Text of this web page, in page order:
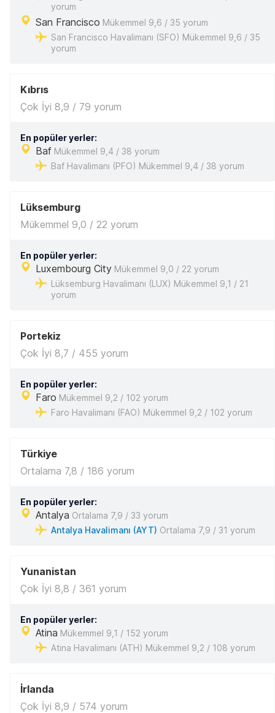
yorum
San Francisco Mükemmel 9,6 / 35 yorum
San Francisco Havalimanı (SFO) Mükemmel 9,6 / 35
yorum
Kıbrıs
Çok İyi 8,9 / 79 yorum
En popüler yerler:
Baf Mükemmel 9,4 / 38 yorum
Baf Havalimanı (PFO) Mükemmel 9,4 / 38 yorum
Lüksemburg
Mükemmel 9,0 / 22 yorum
En popüler yerler:
Luxembourg City Mükemmel 9,0 / 22 yorum
Lüksemburg Havalimanı (LUX) Mükemmel 9,1 / 21
yorum
Portekiz
Çok İyi 8,7 / 455 yorum
En popüler yerler:
Faro Mükemmel 9,2 / 102 yorum
Faro Havalimanı (FAO) Mükemmel 9,2 / 102 yorum
Türkiye
Ortalama 7,8 / 186 yorum
En popüler yerler:
Antalya Ortalama 7,9 / 33 yorum
Antalya Havalimanı (AYT) Ortalama 7,9 / 31 yorum
Yunanistan
Çok İyi 8,8 / 361 yorum
En popüler yerler:
Atina Mükemmel 9,1 / 152 yorum
Atina Havalimanı (ATH) Mükemmel 9,2 / 108 yorum
İrlanda
Çok İyi 8,9 / 574 yorum